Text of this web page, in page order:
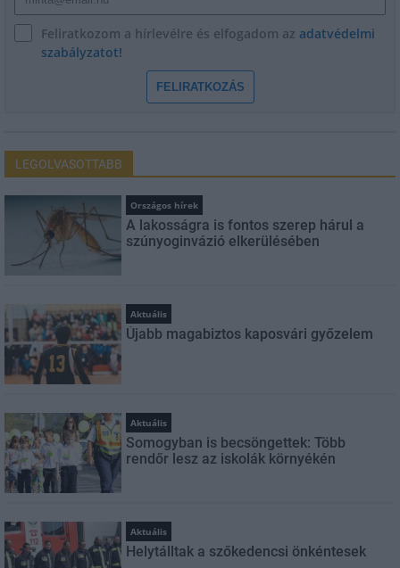
Feliratkozom a hírlevélre és elfogadom az adatvédelmi
szabályzatot!
FELIRATKOZÁS
LEGOLVASOTTABB
Országos hírek
A lakosságra is fontos szerep hárul a
szúnyoginvázió elkerülésében
Aktuális
Újabb magabiztos kaposvári győzelem
Aktuális
Somogyban is becsöngettek: Több
rendőr lesz az iskolák környékén
Aktuális
Helytálltak a szőkedencsi önkéntesek